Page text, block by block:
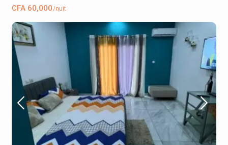
CFA 60,000/nuit